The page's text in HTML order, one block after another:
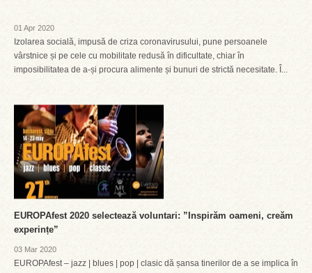
01 Apr 2020
Izolarea socială, impusă de criza coronavirusului, pune persoanele
vârstnice și pe cele cu mobilitate redusă în dificultate, chiar în
imposibilitatea de a-și procura alimente și bunuri de strictă necesitate. Î...
EUROPAfest 2020 selectează voluntari: ”Inspirăm oameni, creăm
experințe”
03 Mar 2020
EUROPAfest – jazz | blues | pop | clasic dă șansa tinerilor de a se implica în